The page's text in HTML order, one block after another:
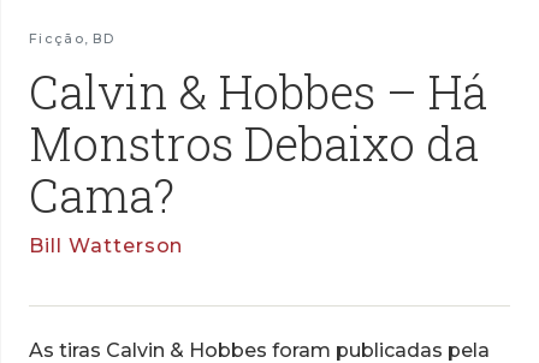
Ficção BD
Calvin & Hobbes – Há
Monstros Debaixo da
Cama?
Bill Watterson
As tiras Calvin & Hobbes foram publicadas pela